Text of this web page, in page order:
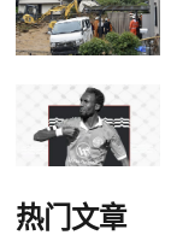
热门文章